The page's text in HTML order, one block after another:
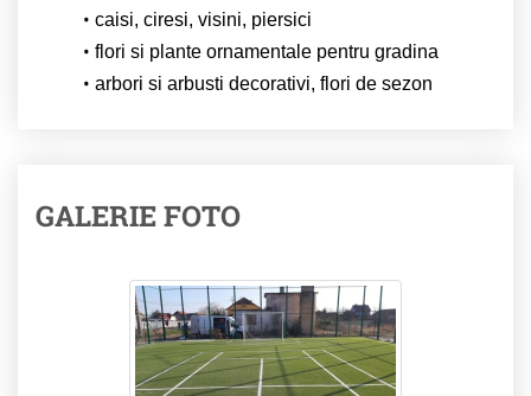
caisi, ciresi, visini, piersici
flori si plante ornamentale pentru gradina
arbori si arbusti decorativi, flori de sezon
GALERIE FOTO